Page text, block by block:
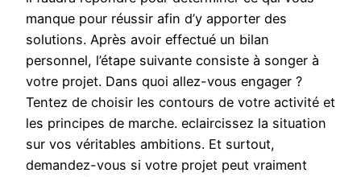
manque pour réussir afin d’y apporter des
solutions. Après avoir effectué un bilan
personnel, l’étape suivante consiste à songer à
votre projet. Dans quoi allez-vous engager ?
Tentez de choisir les contours de votre activité et
les principes de marche. eclaircissez la situation
sur vos véritables ambitions. Et surtout,
demandez-vous si votre projet peut vraiment